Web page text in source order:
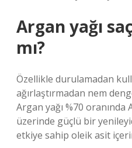
Argan yağı
mı?
Özellikle durulamadan
ağırlaştırmadan nem
Argan yağı %70 oranında
üzerinde güçlü bir
etkiye sahip oleik asit